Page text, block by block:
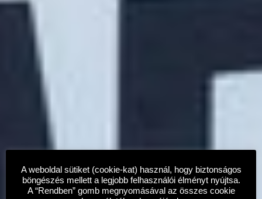
A weboldal sütiket (cookie-kat) használ, hogy biztonságos
böngészés mellett a legjobb felhasználói élményt nyújtsa.
A “Rendben” gomb megnyomásával az összes cookie